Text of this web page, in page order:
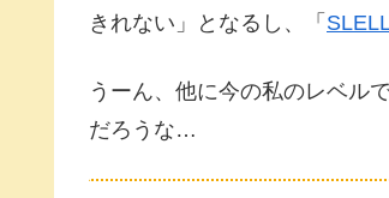
きれない」となるし、「
うーん、他に今の私のレベル
だろうな…